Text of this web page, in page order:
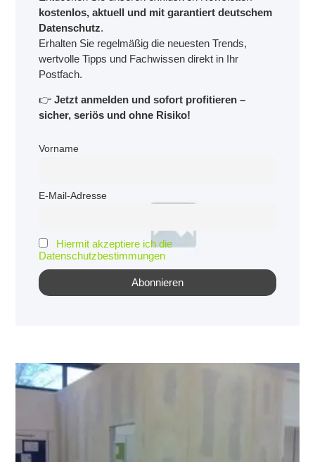
kostenlos, aktuell und mit garantiert deutschem
Datenschutz.
Erhalten Sie regelmäßig die neuesten Trends,
wertvolle Tipps und Fachwissen direkt in Ihr
Postfach.
👉 Jetzt anmelden und sofort profitieren –
sicher, seriös und ohne Risiko!
Vorname
E-Mail-Adresse
Hiermit akzeptiere ich die
Datenschutzbestimmungen